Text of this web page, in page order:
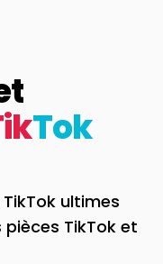
Tok
ultimes
pièces TikTok et